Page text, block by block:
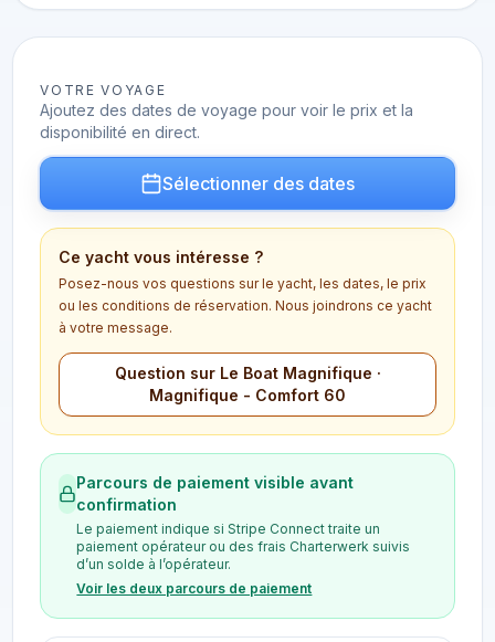
VOTRE VOYAGE
Ajoutez des dates de voyage pour voir le prix et la
disponibilité en direct.
Sélectionner des dates
Ce yacht vous intéresse ?
Posez-nous vos questions sur le yacht, les dates, le prix
ou les conditions de réservation. Nous joindrons ce yacht
à votre message.
Question sur Le Boat Magnifique ·
Magnifique - Comfort 60
Parcours de paiement visible avant
confirmation
Le paiement indique si Stripe Connect traite un
paiement opérateur ou des frais Charterwerk suivis
d’un solde à l’opérateur.
Voir les deux parcours de paiement